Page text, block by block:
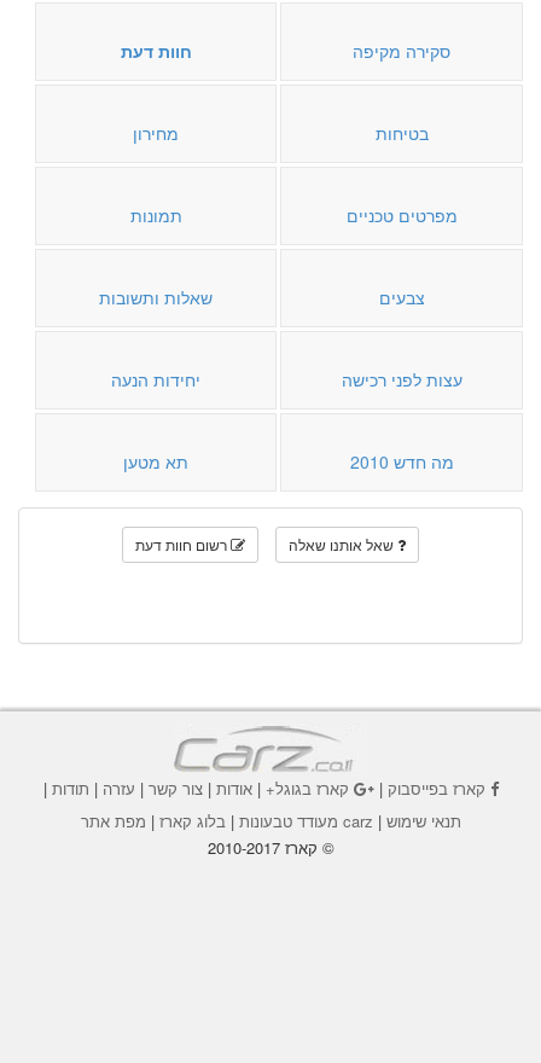
סקירה מקיפה חוות דעת
בטיחות מחירון
מפרטים טכניים תמונות
צבעים שאלות ותשובות
עצות לפני רכישה יחידות הנעה
מה חדש 2010 תא מטען
שאל אותנו שאלה רשום חוות דעת
קארז בפייסבוק| קארז בגוגל+|אודות |צור קשר | עזרה | תודות |
תנאי שימוש | carz מעודד טבעונות | בלוג קארז | מפת אתר
© קארז 2010-2017